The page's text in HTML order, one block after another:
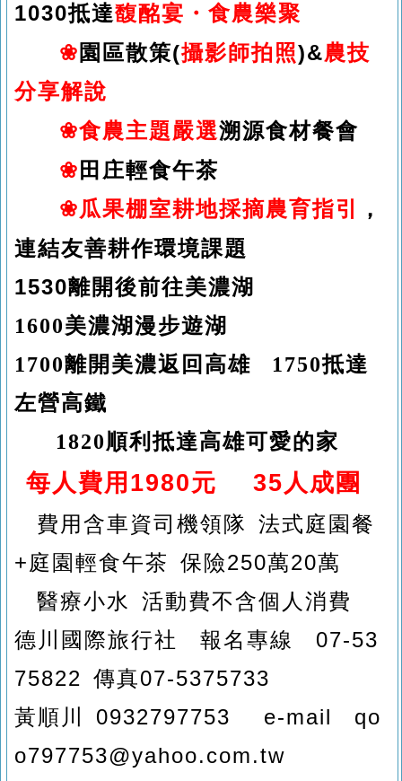
1030抵達馥酩宴・食農樂聚
❀ 園區散策(攝影師拍照)&農技
分享解說
❀食農主題嚴選溯源食材餐會
❀ 田庄輕食午茶
❀瓜果棚室耕地採摘農育指引
，
連結友善耕作環境課題
1530離開後前往美濃湖
1600美濃湖漫步遊湖
1700離開美濃返回高雄 1750抵達
左營高鐵
1820順利抵達高雄可愛的家
每人費用 1980元 35人成團
費用含車資司機領隊 法式庭園餐
+庭園輕食午茶 保險250萬20萬
醫療小水 活動費不含個人消費
德川國際旅行社
報名專線
07-53
75822 傳真07-5375733
黃順川
0932797753 e-mail qo
o797753@yahoo.com.tw